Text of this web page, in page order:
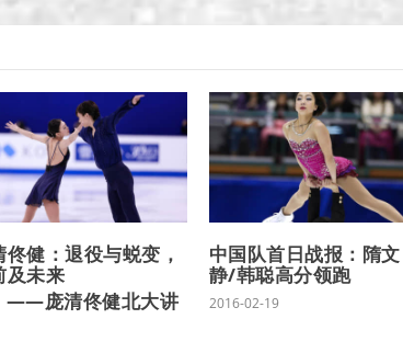
佟健：退役与蜕变，
及未来
——庞清佟健北大讲
中国队首日战报：隋文
静/韩聪高分领跑
2016-02-19